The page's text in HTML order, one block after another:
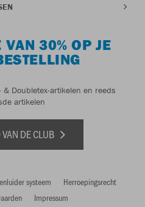
VAN 30% OP JE
& Doubletex-artikelen en reeds
artikelen
DE CLUB
systeem
Herroepingsrecht
Impressum